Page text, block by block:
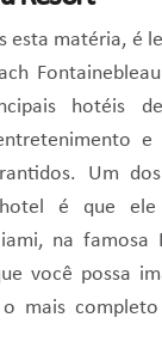
esta matéria, é
hotéis
Um
é que ele
na famosa
você possa
mais